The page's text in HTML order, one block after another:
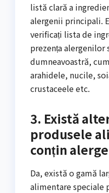
listă clară a
alergenii principali.
verificați lista de
prezența
dumneavoastră,
arahidele, nucile,
crustaceele etc.
3. Există
produsele
conțin
Da, există o gamă
alimentare speciale